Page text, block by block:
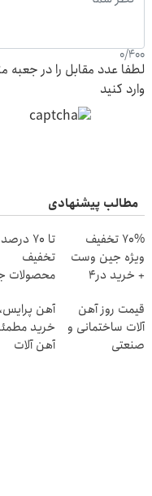
0/400
لطفا عدد مقابل را در جعبه
وارد کنید
مطالب پیشنهادی
70% تخفیف
ویژه جین وست
+ خرید در4
تا 70 درصد
تخفیف
محصولات
4 قسط
قیمت روز آهن
آلات ساختمانی و
صنعتی
آهن پرایس،
خرید
آهن آلات